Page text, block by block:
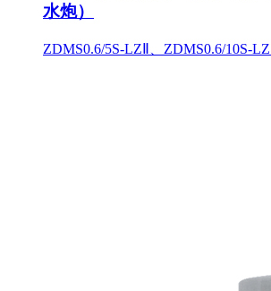
水炮）
ZDMS0.6/5S-LZⅡ、ZDMS0.6/10S-LZⅡ